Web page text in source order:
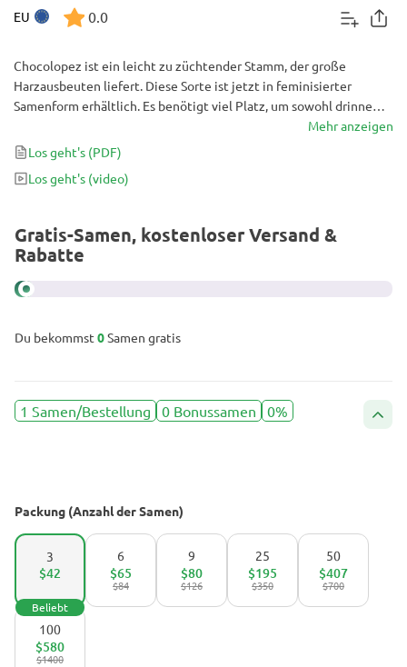
EU 0.0
Chocolopez ist ein leicht zu züchtender Stamm, der große
Harzausbeuten liefert. Diese Sorte ist jetzt in feminisierter
Samenform erhältlich. Es benötigt viel Platz, um sowohl drinnen
als auch draußen sein volles Potenzial auszuschöpfen.Mehr anzeigen
Los geht's (PDF)
Los geht's (video)
Gratis-Samen, kostenloser Versand &
Rabatte
Du bekommst 0Samen gratis
1 Samen/Bestellung 0 Bonussamen 0%
Packung (Anzahl der Samen)
3
$42
6
$84
$65
9
$126
$80
25
$350
$195
50
$700
$407
100
Beliebt
$1400
$580